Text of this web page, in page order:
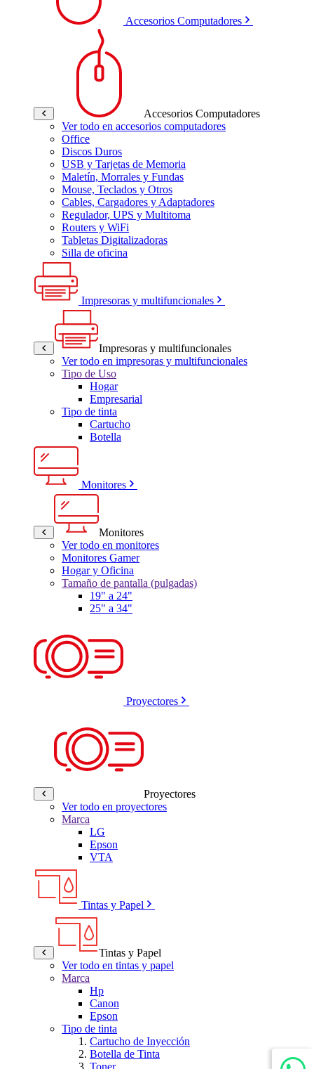
Accesorios Computadores
Accesorios Computadores
Ver todo en accesorios computadores
Office
Discos Duros
USB y Tarjetas de Memoria
Maletín, Morrales y Fundas
Mouse, Teclados y Otros
Cables, Cargadores y Adaptadores
Regulador, UPS y Multitoma
Routers y WiFi
Tabletas Digitalizadoras
Silla de oficina
Impresoras y multifuncionales
Impresoras y multifuncionales
Ver todo en impresoras y multifuncionales
Tipo de Uso
Hogar
Empresarial
Tipo de tinta
Cartucho
Botella
Monitores
Monitores
Ver todo en monitores
Monitores Gamer
Hogar y Oficina
Tamaño de pantalla (pulgadas)
19" a 24"
25" a 34"
Proyectores
Proyectores
Ver todo en proyectores
Marca
LG
Epson
VTA
Tintas y Papel
Tintas y Papel
Ver todo en tintas y papel
Marca
Hp
Canon
Epson
Tipo de tinta
Cartucho de Inyección
Botella de Tinta
Toner